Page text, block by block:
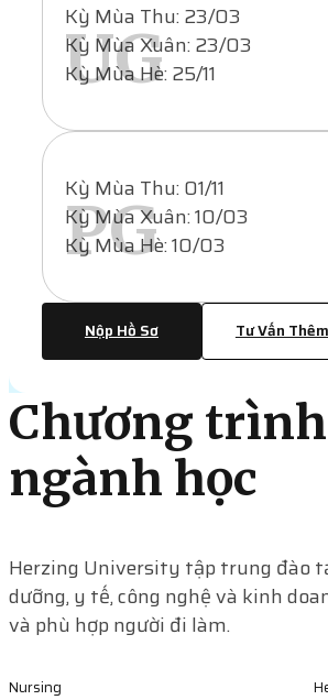
UG
Kỳ Mùa Thu: 23/03
Kỳ Mùa Xuân: 23/03
Kỳ Mùa Hè: 25/11
PG
Kỳ Mùa Thu: 01/11
Kỳ Mùa Xuân: 10/03
Kỳ Mùa Hè: 10/03
Nộp Hồ Sơ Tư Vấn Thêm
Chương
ngành học
Herzing University tập trung đào
dưỡng, y tế, công nghệ và kinh
và phù hợp người đi làm.
Nursing